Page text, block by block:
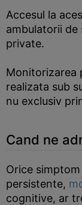
Accesul la
ambulatorii de
private.
Monitorizarea
realizata sub
nu exclusiv
Cand ne
Orice
persistente,
cognitive, ar